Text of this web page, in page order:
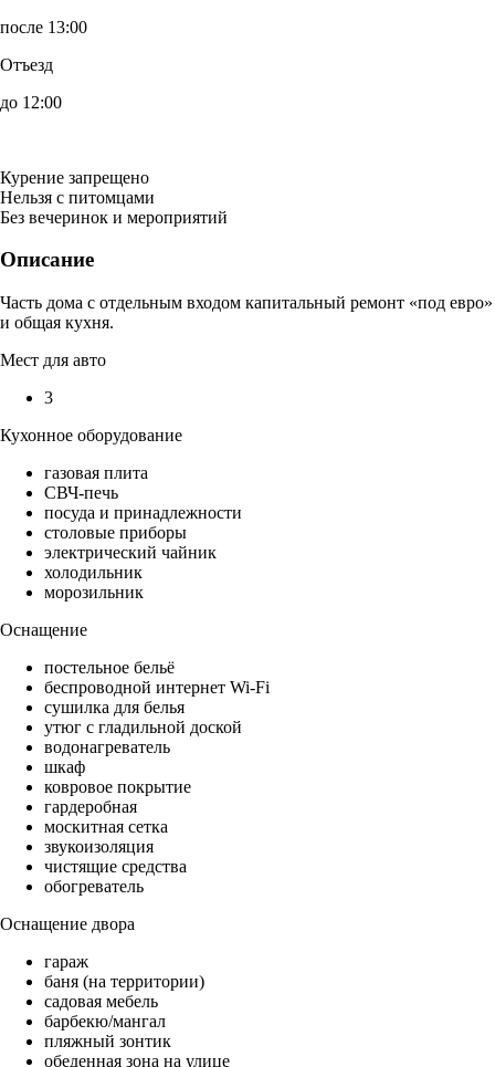
после 13:00
Отъезд
до 12:00
Курение запрещено
Нельзя с питомцами
Без вечеринок и мероприятий
Описание
Часть дома с отдельным входом капитальный ремонт «под евро»
и общая кухня.
Мест для авто
3
Кухонное оборудование
газовая плита
СВЧ-печь
посуда и принадлежности
столовые приборы
электрический чайник
холодильник
морозильник
Оснащение
постельное бельё
беспроводной интернет Wi-Fi
сушилка для белья
утюг с гладильной доской
водонагреватель
шкаф
ковровое покрытие
гардеробная
москитная сетка
звукоизоляция
чистящие средства
обогреватель
Оснащение двора
гараж
баня (на территории)
садовая мебель
барбекю/мангал
пляжный зонтик
обеденная зона на улице